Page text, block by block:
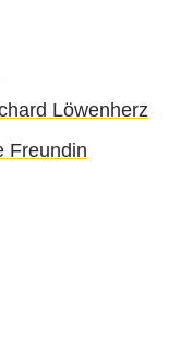
Löwenherz
Freundin